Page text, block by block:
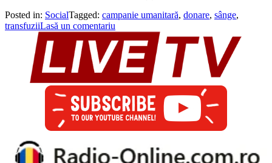
Posted in: SocialTagged: campanie umanitară, donare, sânge,
transfuziiLasă un comentariu